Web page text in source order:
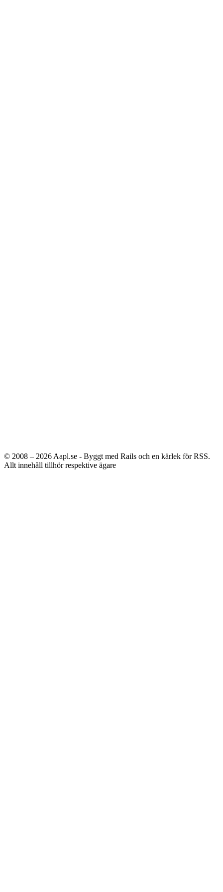
© 2008 – 2026 Aapl.se - Byggt med Rails och en kärlek för RSS.
Allt innehåll tillhör respektive ägare